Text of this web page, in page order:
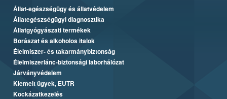
Állat-egészségügy és állatvédelem
Állategészségügyi diagnosztika
Állatgyógyászati termékek
Borászat és alkoholos italok
Élelmiszer- és takarmánybiztonság
Élelmiszerlánc-biztonsági laborhálózat
Járványvédelem
Kiemelt ügyek, EUTR
Kockázatkezelés